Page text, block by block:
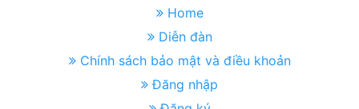
Home
Diễn đàn
Chính sách bảo mật và điều khoản
Đăng nhập